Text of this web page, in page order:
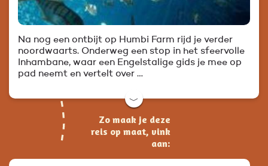
Na nog een ontbijt op Humbi Farm rijd je verder
noordwaarts. Onderweg een stop in het sfeervolle
Inhambane, waar een Engelstalige gids je mee op
pad neemt en vertelt over …
﹀
Zo maak je deze
reis op maat, vink
aan: